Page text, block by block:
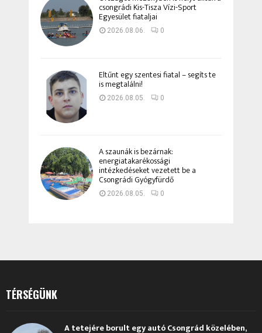
csongrádi Kis-Tisza Vízi-Sport
Egyesület fiataljai
2026.08.06. 0
Eltűnt egy szentesi fiatal – segíts te
is megtalálni!
2026.08.05. 0
A szaunák is bezárnak:
energiatakarékossági
intézkedéseket vezetett be a
Csongrádi Gyógyfürdő
2026.08.05. 0
TÉRSÉGÜNK
A tetejére borult egy autó Csongrád közelében,